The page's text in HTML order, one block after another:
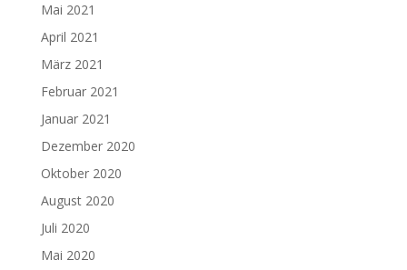
Mai 2021
April 2021
März 2021
Februar 2021
Januar 2021
Dezember 2020
Oktober 2020
August 2020
Juli 2020
Mai 2020